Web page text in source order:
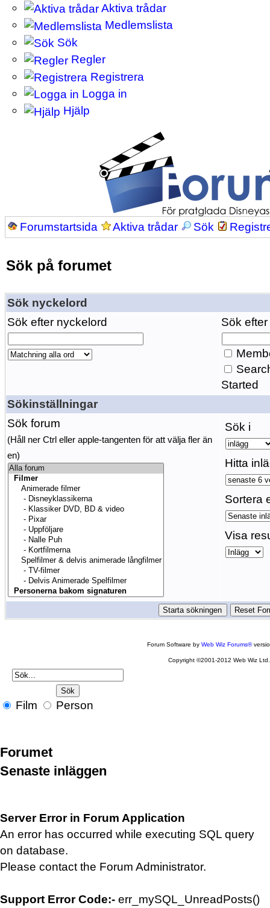
Aktiva trådar
Medlemslista
Sök
Regler
Registrera
Logga in
Hjälp
Forumstartsida Aktiva trådar Sök
Sök på forumet
Sök nyckelord
Sök efter nyckelord
Sök
Started
Sökinställningar
Sök forum
(Håll ner Ctrl eller apple-tangenten för att välja fler än
en)
Sök i
Hitta
Sortera
Visa
Forum Software byWeb Wiz Forums®
Copyright ©2001-2012 Web Wiz Ltd.
Film Person
Forumet
Senaste inläggen
Server Error in Forum Application
An error has occurred while executing SQL query
on database.
Please contact the Forum Administrator.
Support Error Code:- err_mySQL_UnreadPosts()